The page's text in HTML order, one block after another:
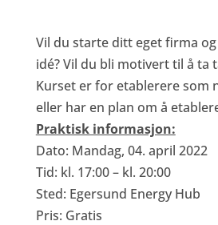
Vil du starte ditt eget firma
idé? Vil du bli motivert til å ta
Kurset er for etablerere som
eller har en plan om å
Praktisk informasjon:
Dato: Mandag, 04. april 2022
Tid: kl. 17:00 – kl. 20:00
Sted: Egersund Energy Hub
Pris: Gratis